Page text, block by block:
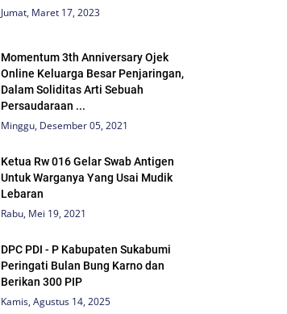
Jumat, Maret 17, 2023
Momentum 3th Anniversary Ojek
Online Keluarga Besar Penjaringan,
Dalam Soliditas Arti Sebuah
Persaudaraan ...
Minggu, Desember 05, 2021
Ketua Rw 016 Gelar Swab Antigen
Untuk Warganya Yang Usai Mudik
Lebaran
Rabu, Mei 19, 2021
DPC PDI - P Kabupaten Sukabumi
Peringati Bulan Bung Karno dan
Berikan 300 PIP
Kamis, Agustus 14, 2025